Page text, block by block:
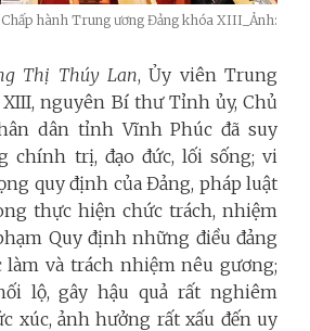
hành Trung ương Đảng khóa XIII_Ảnh:
Thị Thúy Lan, Ủy viên Trung
nguyên Bí thư Tỉnh ủy, Chủ
dân tỉnh Vĩnh Phúc đã suy
chính trị, đạo đức, lối sống; vi
quy định của Đảng, pháp luật
thực hiện chức trách, nhiệm
Quy định những điều đảng
và trách nhiệm nêu gương;
lộ, gây hậu quả rất nghiêm
xúc, ảnh hưởng rất xấu đến uy